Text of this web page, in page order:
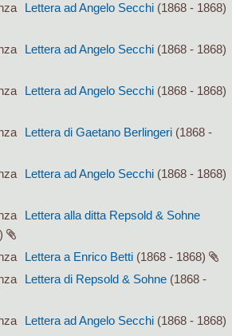
Lettera ad Angelo Secchi (1868 - 1868)
Lettera ad Angelo Secchi (1868 - 1868)
Lettera ad Angelo Secchi (1868 - 1868)
Lettera di Gaetano Berlingeri (1868 -
Lettera ad Angelo Secchi (1868 - 1868)
Lettera alla ditta Repsold & Sohne
Lettera a Enrico Betti (1868 - 1868)
Lettera di Repsold & Sohne (1868 -
Lettera ad Angelo Secchi (1868 - 1868)